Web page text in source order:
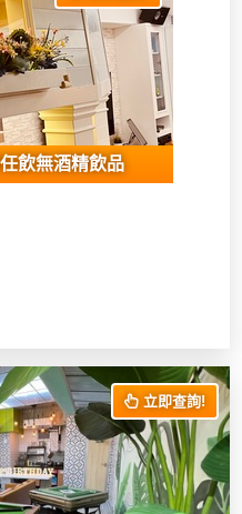
飲無酒精飲品
立即查詢!